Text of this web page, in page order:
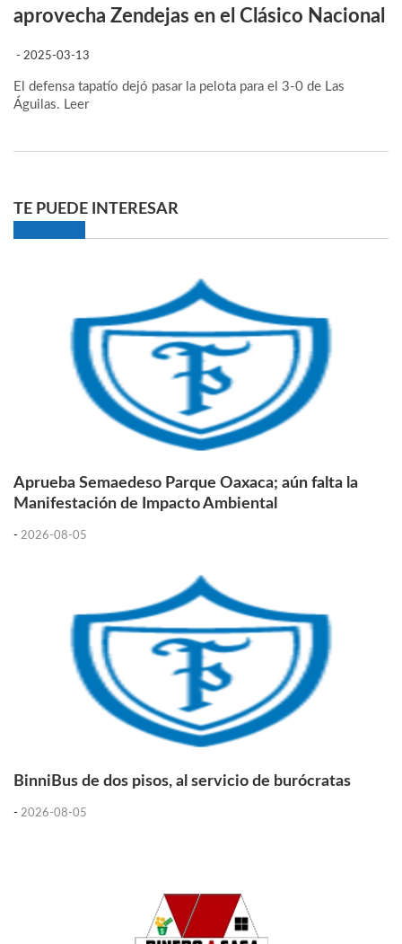
aprovecha Zendejas en el Clásico Nacional
- 2025-03-13
El defensa tapatío dejó pasar la pelota para el 3-0 de Las
Águilas. Leer
TE PUEDE INTERESAR
Aprueba Semaedeso Parque Oaxaca; aún falta la
Manifestación de Impacto Ambiental
- 2026-08-05
BinniBus de dos pisos, al servicio de burócratas
- 2026-08-05